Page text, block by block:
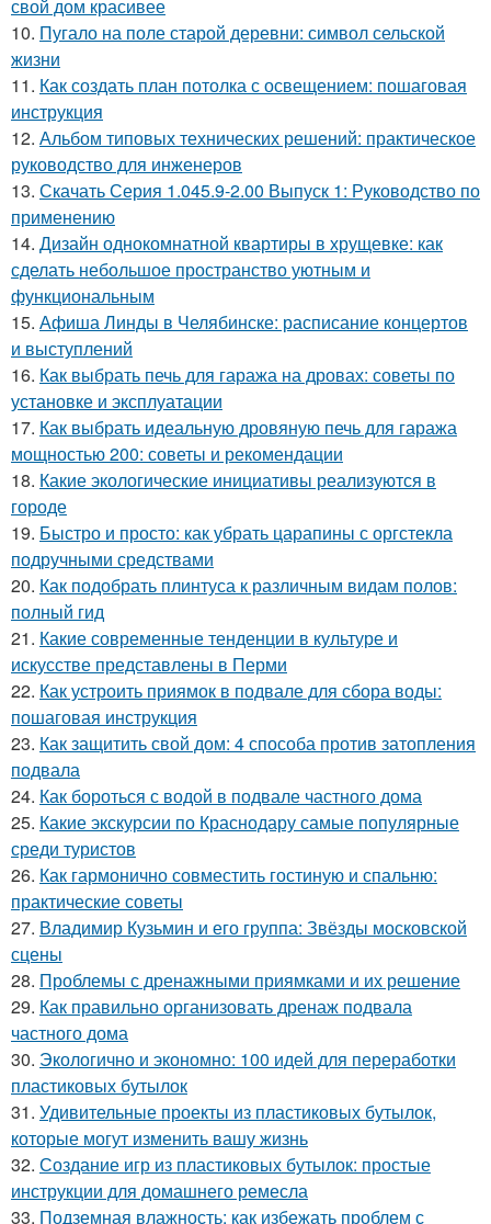
свой дом красивее
10. Пугало на поле старой деревни: символ сельской
жизни
11. Как создать план потолка с освещением: пошаговая
инструкция
12. Альбом типовых технических решений: практическое
руководство для инженеров
13. Скачать Серия 1.045.9-2.00 Выпуск 1: Руководство по
применению
14. Дизайн однокомнатной квартиры в хрущевке: как
сделать небольшое пространство уютным и
функциональным
15. Афиша Линды в Челябинске: расписание концертов
и выступлений
16. Как выбрать печь для гаража на дровах: советы по
установке и эксплуатации
17. Как выбрать идеальную дровяную печь для гаража
мощностью 200: советы и рекомендации
18. Какие экологические инициативы реализуются в
городе
19. Быстро и просто: как убрать царапины с оргстекла
подручными средствами
20. Как подобрать плинтуса к различным видам полов:
полный гид
21. Какие современные тенденции в культуре и
искусстве представлены в Перми
22. Как устроить приямок в подвале для сбора воды:
пошаговая инструкция
23. Как защитить свой дом: 4 способа против затопления
подвала
24. Как бороться с водой в подвале частного дома
25. Какие экскурсии по Краснодару самые популярные
среди туристов
26. Как гармонично совместить гостиную и спальню:
практические советы
27. Владимир Кузьмин и его группа: Звёзды московской
сцены
28. Проблемы с дренажными приямками и их решение
29. Как правильно организовать дренаж подвала
частного дома
30. Экологично и экономно: 100 идей для переработки
пластиковых бутылок
31. Удивительные проекты из пластиковых бутылок,
которые могут изменить вашу жизнь
32. Создание игр из пластиковых бутылок: простые
инструкции для домашнего ремесла
33. Подземная влажность: как избежать проблем с